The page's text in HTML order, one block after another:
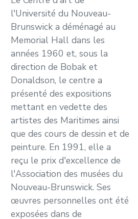
l'Université du Nouveau-
Brunswick a déménagé au
Memorial Hall dans les
années 1960 et, sous la
direction de Bobak et
Donaldson, le centre a
présenté des expositions
mettant en vedette des
artistes des Maritimes ainsi
que des cours de dessin et de
peinture. En 1991, elle a
reçu le prix d'excellence de
l'Association des musées du
Nouveau-Brunswick. Ses
œuvres personnelles ont été
exposées dans de